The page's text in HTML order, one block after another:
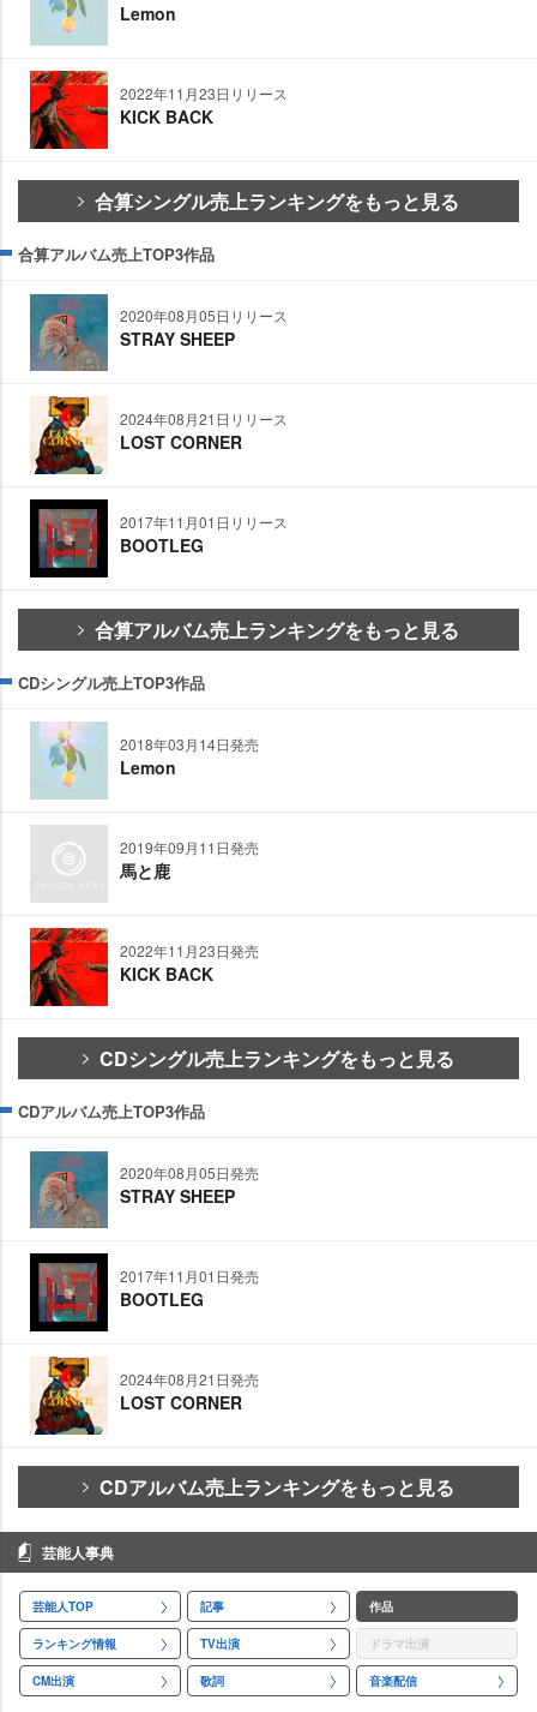
Lemon
2022年11月23日リリース
KICK BACK
合算シングル売上ランキングをもっと見る
合算アルバム売上TOP3作品
2020年08月05日リリース
STRAY SHEEP
2024年08月21日リリース
LOST CORNER
2017年11月01日リリース
BOOTLEG
合算アルバム売上ランキングをもっと見る
CDシングル売上TOP3作品
2018年03月14日発売
Lemon
2019年09月11日発売
馬と鹿
2022年11月23日発売
KICK BACK
CDシングル売上ランキングをもっと見る
CDアルバム売上TOP3作品
2020年08月05日発売
STRAY SHEEP
2017年11月01日発売
BOOTLEG
2024年08月21日発売
LOST CORNER
CDアルバム売上ランキングをもっと見る
芸能人事典
芸能人TOP 記事 作品
ランキング情報 TV出演 ドラマ出演
CM出演 歌詞 音楽配信